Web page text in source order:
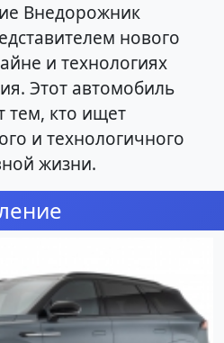
Внедорожник
нового
и технологиях
Этот автомобиль
тем, кто ищет
и технологичного
жизни.